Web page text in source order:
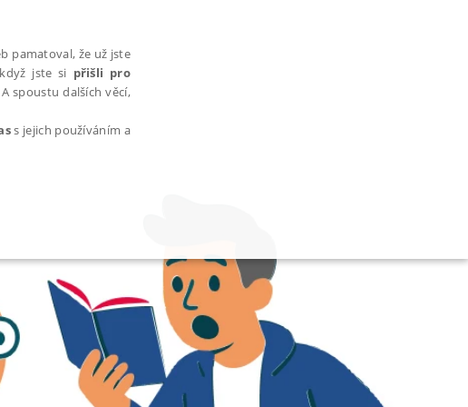
pamatoval, že už jste
jste si přišli pro
spoustu dalších věcí,
s jejich používáním a
NEZAŘAZENÉ SOUBORY
soubory
bez nezbytně nutných souborů cookie správně používat.